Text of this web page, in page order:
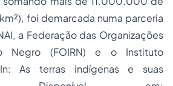
foi demarcada numa parceria
a Federação das Organizações
Negro (FOIRN) e o Instituto
As terras indígenas e suas